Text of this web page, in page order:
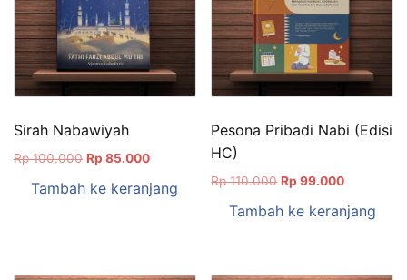
Sirah Nabawiyah
Rp100.000 Harga
adalah:
Rp 85.000Harga
ini
Tambah ke keranjang
Pesona Pribadi Nabi (Edisi
HC)
Rp110.000 Harga
adalah:
Rp 99.000Harga
ini
Tambah ke keranjang